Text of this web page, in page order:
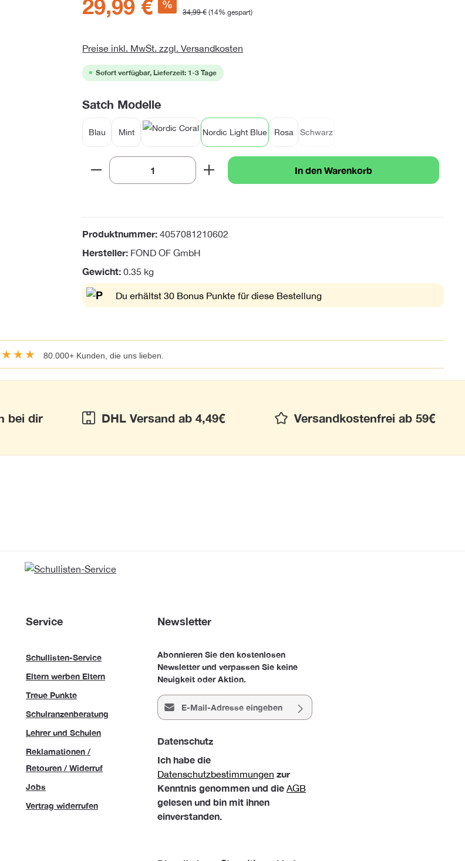
29,99 € %
34,99 € (14% gespart)
Preise inkl. MwSt. zzgl. Versandkosten
Sofort verfügbar, Lieferzeit: 1-3 Tage
Satch Modelleauswählen
Blau Mint
Nordic Coral
Nordic Light Blue Rosa Schwarz
Produkt Anzahl: Gib den gewünschten Wert ein oder
In den Warenkorb
Produktnummer: 4057081210602
Hersteller: FOND OF GmbH
Gewicht: 0.35 kg
Du erhältst 30 Bonus Punkte für diese Bestellung
80.000+ Kunden, die uns lieben.
bei dir DHL Versand ab 4,49€ Versandkostenfrei ab 59€
Service
Schullisten-Service
Eltern werben Eltern
Treue Punkte
Schulranzenberatung
Lehrer und Schulen
Reklamationen /
Retouren / Widerruf
Jobs
Vertrag widerrufen
Newsletter
Abonnieren Sie den kostenlosen
Newsletter und verpassen Sie keine
Neuigkeit oder Aktion.
E-Mail-Adresse*
Datenschutz
Ich habe die
Datenschutzbestimmungen zur
Kenntnis genommen und die AGB
gelesen und bin mit ihnen
einverstanden.